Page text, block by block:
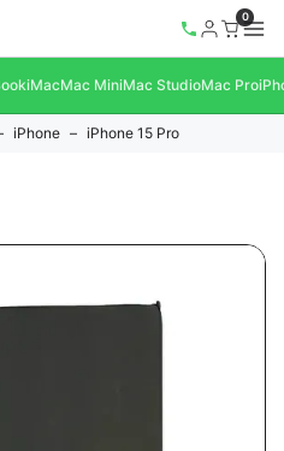
0
iMacMac MiniMac StudioMac Pro
iPhone iPhone 15 Pro